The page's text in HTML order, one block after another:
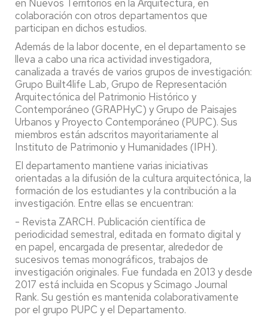
en Nuevos Territorios en la Arquitectura, en
colaboración con otros departamentos que
participan en dichos estudios.
Además de la labor docente, en el departamento se
lleva a cabo una rica actividad investigadora,
canalizada a través de varios grupos de investigación:
Grupo Built4life Lab, Grupo de Representación
Arquitectónica del Patrimonio Histórico y
Contemporáneo (GRAPHyC) y Grupo de Paisajes
Urbanos y Proyecto Contemporáneo (PUPC). Sus
miembros están adscritos mayoritariamente al
Instituto de Patrimonio y Humanidades (IPH).
El departamento mantiene varias iniciativas
orientadas a la difusión de la cultura arquitectónica, la
formación de los estudiantes y la contribución a la
investigación. Entre ellas se encuentran:
- Revista ZARCH. Publicación científica de
periodicidad semestral, editada en formato digital y
en papel, encargada de presentar, alrededor de
sucesivos temas monográficos, trabajos de
investigación originales. Fue fundada en 2013 y desde
2017 está incluida en Scopus y Scimago Journal
Rank. Su gestión es mantenida colaborativamente
por el grupo PUPC y el Departamento.